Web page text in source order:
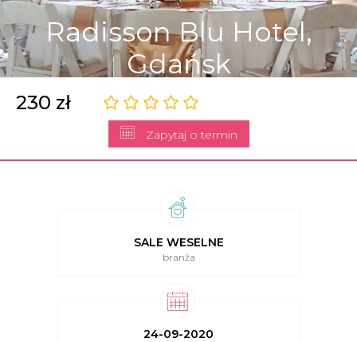
Radisson Blu Hotel,
Gdańsk
230 zł
Zapytaj o termin
SALE WESELNE
branża
24-09-2020